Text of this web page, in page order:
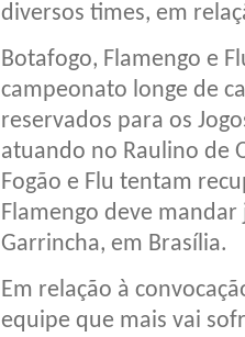
diversos times, em
Botafogo, Flamengo e
campeonato longe de
reservados para os
atuando no Raulino de
Fogão e Flu tentam
Flamengo deve
Garrincha, em Brasília.
Em relação à
equipe que mais vai